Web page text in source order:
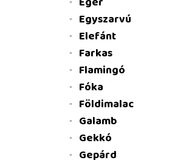
Egyszarvú
Elefánt
Farkas
Flamingó
Fóka
Földimalac
Galamb
Gekkó
Gepárd